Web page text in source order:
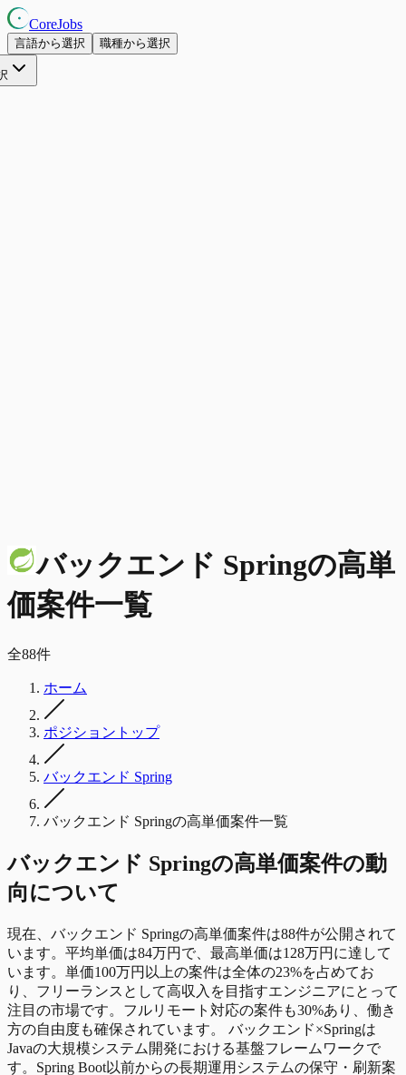
CoreJobs
言語から選択 職種から選択
バックエンド Springの高単
価案件一覧
全88件
ホーム
ポジショントップ
バックエンド Spring
バックエンド Springの高単価案件一覧
バックエンド Springの高単価案件の動
向について
現在、バックエンド Springの高単価案件は88件が公開されて
います。平均単価は84万円で、最高単価は128万円に達して
います。単価100万円以上の案件は全体の23%を占めてお
り、フリーランスとして高収入を目指すエンジニアにとって
注目の市場です。フルリモート対応の案件も30%あり、働き
方の自由度も確保されています。 バックエンド×Springは
Javaの大規模システム開発における基盤フレームワークで
す。Spring Boot以前からの長期運用システムの保守・刷新案